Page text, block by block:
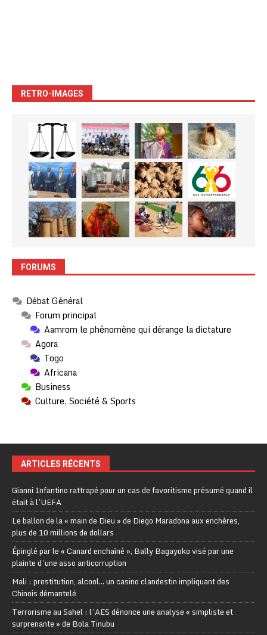
RETRO-IMAGES
FORUMS
Débat Général
Forum principal
Aamrom le phénomène qui dérange la dictature
Agora
Togo
Africana
Business
Culture, Société & Sports
ARTICLES RÉCENTS
Gianni Infantino rattrapé pour un cas de favoritisme présumé quand il
était à l’UEFA
Le ballon de la « main de Dieu » de Diego Maradona aux enchères,
plus de 10 millions de dollars
Épinglé par le « Canard enchaîné », Bally Bagayoko visé par une
plainte d’une asso anticorruption
Mali : prostitution, alcool… un casino clandestin impliquant des
Chinois démantelé
Terrorisme au Sahel : l’AES dénonce une analyse « simpliste et
surprenante » de Bola Tinubu